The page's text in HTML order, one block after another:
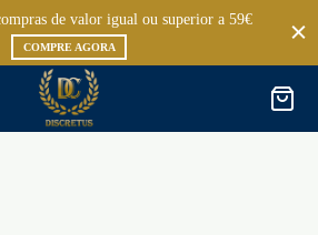
de valor igual ou superior a 59€
COMPRE AGORA